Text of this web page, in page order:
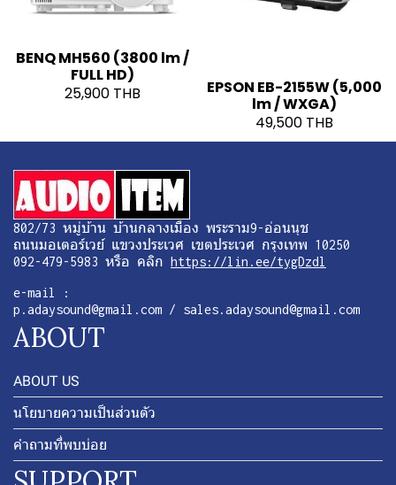
BENQ MH560 (3800 lm /
FULL HD)
25,900 THB
EPSON EB-2155W (5,000
lm / WXGA)
49,500 THB
802/73 หมู่บ้าน บ้านกลางเมือง พระราม9-อ่อนนุช
ถนนมอเตอร์เวย์ แขวงประเวศ เขตประเวศ กรุงเทพ 10250
092-479-5983 หรือ คลิก https://lin.ee/tygDzdl
e-mail :
p.adaysound@gmail.com / sales.adaysound@gmail.com
ABOUT
ABOUT US
นโยบายความเป็นส่วนตัว
คำถามที่พบบ่อย